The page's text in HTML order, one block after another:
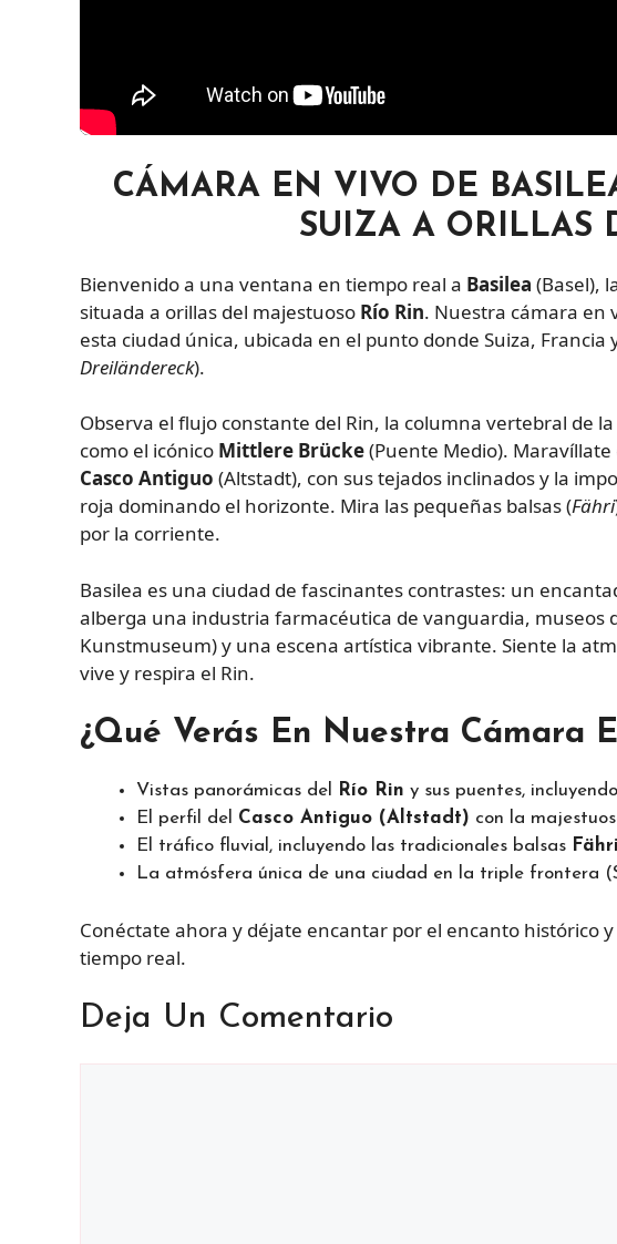
CÁMARA EN VIVO DE
SUIZA A ORILLAS
Bienvenido a una ventana en tiempo real a Basilea (Basel),
situada a orillas del majestuoso Río Rin. Nuestra cámara en
esta ciudad única, ubicada en el punto donde Suiza,
Dreiländereck).
Observa el flujo constante del Rin, la columna vertebral de
como el icónico Mittlere Brücke(Puente Medio).
Casco Antiguo (Altstadt), con sus tejados inclinados y la
roja dominando el horizonte. Mira las pequeñas balsas (Fähri
por la corriente.
Basilea es una ciudad de fascinantes contrastes: un
alberga una industria farmacéutica de vanguardia, museos
Kunstmuseum) y una escena artística vibrante. Siente la
vive y respira el Rin.
¿Qué Verás En Nuestra Cámara
Vistas panorámicas del Río Rin y sus puentes,
El perfil del Casco Antiguo (Altstadt) con la
El tráfico fluvial, incluyendo las tradicionales balsas Fähri
La atmósfera única de una ciudad en la triple frontera
Conéctate ahora y déjate encantar por el encanto histórico
tiempo real.
Deja Un Comentario